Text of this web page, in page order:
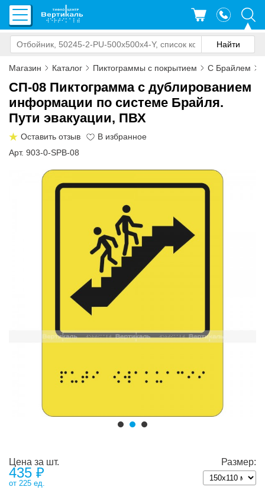
Магазин Каталог Пиктограммы с покрытием С Брайлем
СП-08 Пиктограмма с дублированием
информации по системе Брайля.
Пути эвакуации, ПВХ
Оставить отзыв
Арт. 903-0-SPB-08
Размер:
Цена за шт.
435 ₽
от 225 ед.